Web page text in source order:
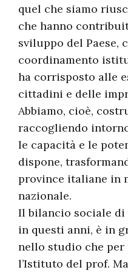
quel che siamo
che hanno
sviluppo del Paese,
coordinamento
ha corrisposto alle
cittadini e delle
Abbiamo, cioè,
raccogliendo
le capacità e le
dispone,
province italiane in
nazionale.
Il bilancio sociale di
in questi anni, è in
nello studio che per
l’Istituto del prof.